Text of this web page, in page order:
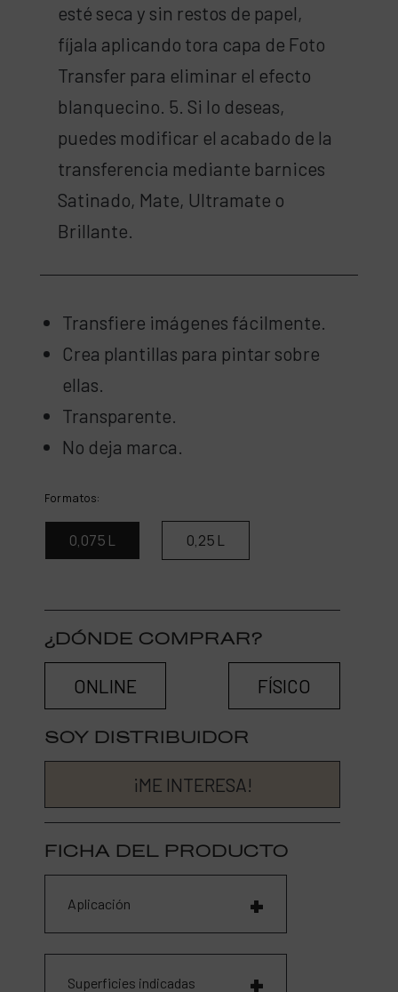
esté seca y sin restos de papel,
fíjala aplicando tora capa de Foto
Transfer para eliminar el efecto
blanquecino. 5. Si lo deseas,
puedes modificar el acabado de la
transferencia mediante barnices
Satinado, Mate, Ultramate o
Brillante.
Transfiere imágenes fácilmente.
Crea plantillas para pintar sobre
ellas.
Transparente.
No deja marca.
Formatos:
0,075 L 0,25 L
¿DÓNDE COMPRAR?
ONLINE FÍSICO
SOY DISTRIBUIDOR
¡ME INTERESA!
FICHA DEL PRODUCTO
Aplicación
Superficies indicadas